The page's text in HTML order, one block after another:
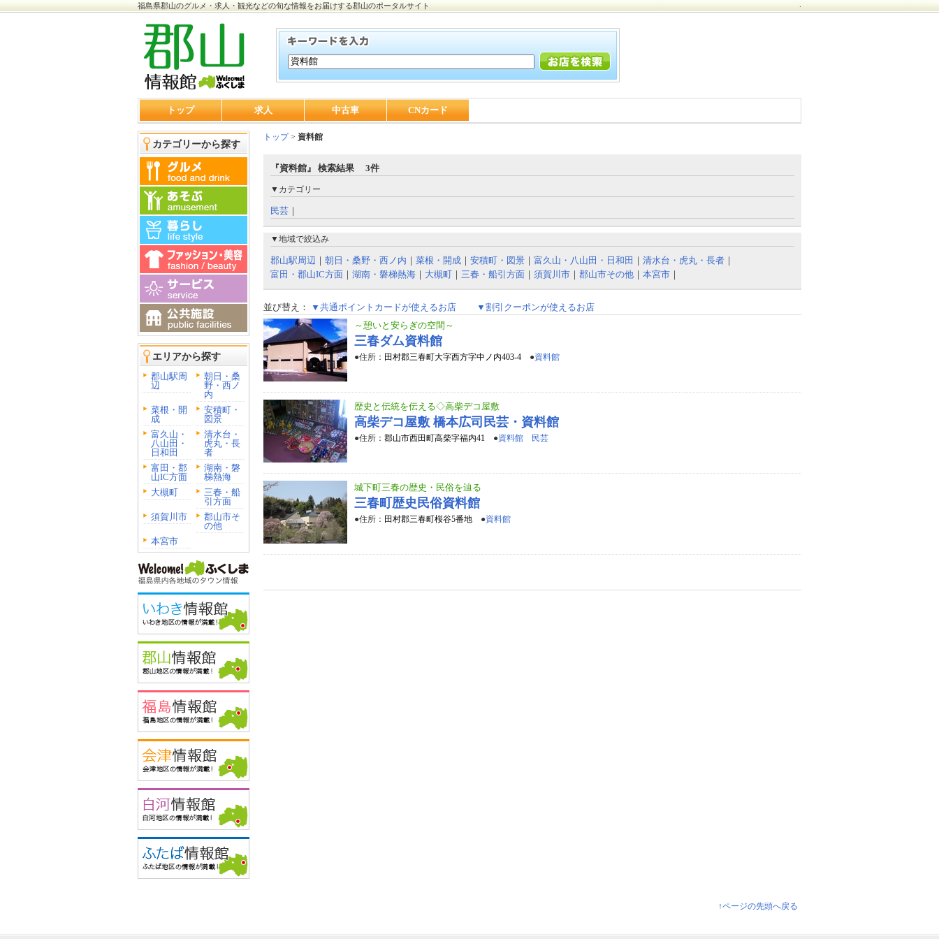
福島県郡山のグルメ・求人・観光などの旬な情報をお届けする郡山のポータルサイト
トップ 求人 中古車 CNカード
カテゴリーから探す
エリアから探す
郡山駅周
辺
朝日・桑
野・西ノ
内
菜根・開
成
安積町・
図景
富久山・
八山田・
日和田
清水台・
虎丸・長
者
富田・郡
山IC方面
湖南・磐
梯熱海
大槻町
三春・船
引方面
須賀川市
郡山市そ
の他
本宮市
トップ> 資料館
『資料館』 検索結果 3件
▼カテゴリー
民芸 ｜
▼地域で絞込み
郡山駅周辺 ｜ 朝日・桑野・西ノ内 ｜ 菜根・開成 ｜ 安積町・図景 ｜ 富久山・八山田・日和田 ｜ 清水台・虎丸・長者 ｜
富田・郡山IC方面 ｜ 湖南・磐梯熱海 ｜ 大槻町 ｜ 三春・船引方面 ｜ 須賀川市 ｜ 郡山市その他 ｜ 本宮市 ｜
並び替え： ▼共通ポイントカードが使えるお店
▼割引クーポンが使えるお店
～憩いと安らぎの空間～
三春ダム資料館
●住所： 田村郡三春町大字西方字中ノ内403-4 ●資料館
歴史と伝統を伝える◇高柴デコ屋敷
高柴デコ屋敷 橋本広司民芸・資料館
●住所： 郡山市西田町高柴字福内41 ●資料館 民芸
城下町三春の歴史・民俗を辿る
三春町歴史民俗資料館
●住所： 田村郡三春町桜谷5番地 ●資料館
↑ページの先頭へ戻る